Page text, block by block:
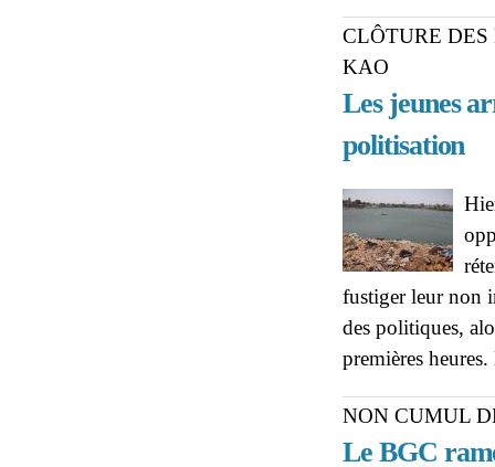
CLÔTURE
KAO
Les jeunes
politisation
fustiger leur non
des politiques,
premières heures.
NON CUMUL
Le BGC